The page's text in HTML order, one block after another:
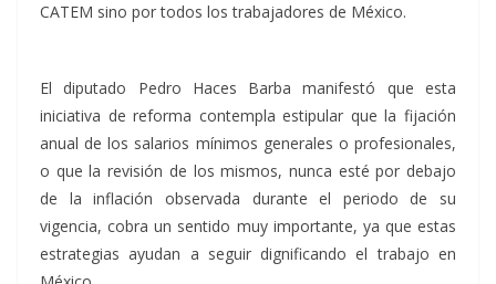
CATEM sino por todos los trabajadores de México.
El diputado Pedro Haces Barba manifestó que esta
iniciativa de reforma contempla estipular que la fijación
anual de los salarios mínimos generales o profesionales,
o que la revisión de los mismos, nunca esté por debajo
de la inflación observada durante el periodo de su
vigencia, cobra un sentido muy importante, ya que estas
estrategias ayudan a seguir dignificando el trabajo en